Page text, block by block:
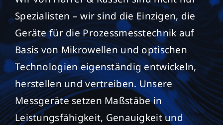
Spezialisten – wir sind die Einzigen, die
Geräte für die Prozessmesstechnik auf
Basis von Mikrowellen und optischen
Technologien eigenständig entwickeln,
herstellen und vertreiben. Unsere
Messgeräte setzen Maßstäbe in
Leistungsfähigkeit, Genauigkeit und